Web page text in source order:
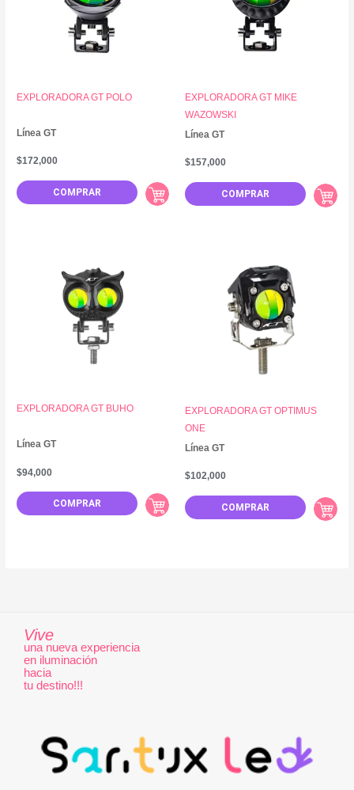
Línea GT
EXPLORADORA GT POLO
COMPRAR
$172,000
Línea GT
EXPLORADORA GT MIKE
WAZOWSKI
COMPRAR
$157,000
Línea GT
EXPLORADORA GT BUHO
COMPRAR
$94,000
Línea GT
EXPLORADORA GT OPTIMUS
ONE
COMPRAR
$102,000
Vive
una nueva experiencia
en iluminación
hacia
tu destino!!!